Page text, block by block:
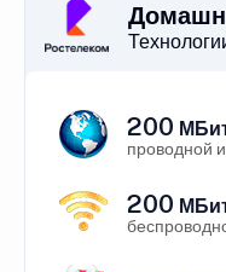
200
проводной
200